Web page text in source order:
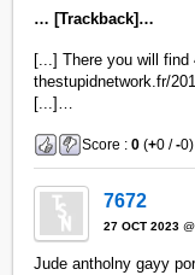
… [Trackback]…
[...] There you will find
thestupidnetwork.fr/
[...]…
Score :0 (+0 /-0)
7672
27 OCT 2023
Jude antholny gayy